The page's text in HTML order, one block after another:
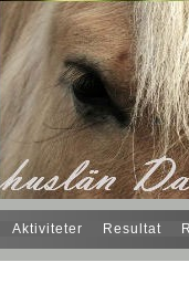
Aktiviteter Resultat